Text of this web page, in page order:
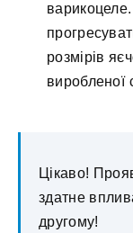
розмірів
виробленої
Цікаво!
здатне
другому!